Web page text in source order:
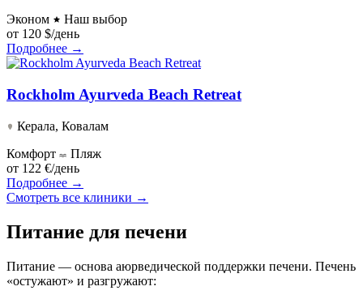
Эконом
Наш выбор
от 120 $/день
Подробнее →
Rockholm Ayurveda Beach Retreat
Керала, Ковалам
Комфорт
Пляж
от 122 €/день
Подробнее →
Смотреть все клиники →
Питание для печени
Питание — основа аюрведической поддержки печени. Печень
«остужают» и разгружают: